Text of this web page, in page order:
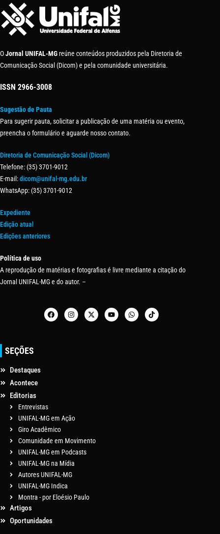
OJornal UNIFAL-MG reúne conteúdos produzidos pela Diretoria de
Comunicação Social (Dicom) e pela comunidade universitária.
ISSN 2966-3008
Sugestão de Pauta
Para sugerir pauta, solicitar a publicação de uma matéria ou evento,
preencha o formulário e aguarde nosso contato.
Diretoria de Comunicação Social (Dicom)
Telefone: (35) 3701-9012
E-mail:dicom@unifal-mg.edu.br
WhatsApp: (35) 3701-9012
Expediente
Edição atual
Edições anteriores
Política de uso
A reprodução de matérias e fotografias é livre mediante a citação do
Jornal UNIFAL-MG e do autor. –
SEÇÕES
Destaques
Acontece
Editorias
Entrevistas
UNIFAL-MG em Ação
Giro Acadêmico
Comunidade em Movimento
UNIFAL-MG em Podcasts
UNIFAL-MG na Mídia
Autores UNIFAL-MG
UNIFAL-MG Indica
Montra - por Eloésio Paulo
Artigos
Oportunidades